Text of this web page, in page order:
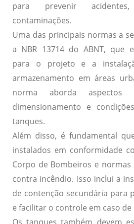
para prevenir
contaminações.
Uma das principais normas a
a NBR 13714do ABNT, que
para o projeto e a
armazenamento em áreas
norma aborda aspectos
dimensionamento e
tanques.
Além disso, é fundamental
instalados em conformidade
Corpo de Bombeiros e normas
contra incêndio. Isso inclui a
de contenção secundária para
e facilitar o controle em caso